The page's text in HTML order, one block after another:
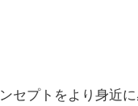
セプトをより身近